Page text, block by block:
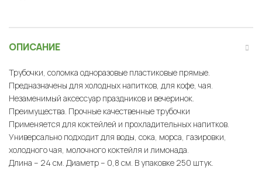
ОПИСАНИЕ
Трубочки, соломка одноразовые пластиковые прямые.
Предназначены для холодных напитков, для кофе, чая.
Незаменимый аксессуар праздников и вечеринок.
Преимущества. Прочные качественные трубочки
Применяется для коктейлей и прохладительных напитков.
Универсально подходит для воды, сока, морса, газировки,
холодного чая, молочного коктейля и лимонада.
Длина – 24 см. Диаметр – 0,8 см. В упаковке 250 штук.